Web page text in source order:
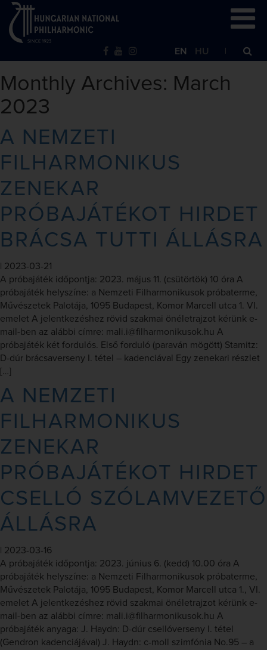
EN HU
Monthly Archives: March
2023
A NEMZETI
FILHARMONIKUS
ZENEKAR
PRÓBAJÁTÉKOT HIRDET
BRÁCSA TUTTI ÁLLÁSRA
2023-03-21
A próbajáték időpontja: 2023. május 11. (csütörtök) 10 óra A
próbajáték helyszíne: a Nemzeti Filharmonikusok próbaterme,
Művészetek Palotája, 1095 Budapest, Komor Marcell utca 1. VI.
emelet A jelentkezéshez rövid szakmai önéletrajzot kérünk e-
mail-ben az alábbi címre: mali.i@filharmonikusok.hu A
próbajáték két fordulós. Első forduló (paraván mögött) Stamitz:
D-dúr brácsaverseny I. tétel – kadenciával Egy zenekari részlet
[…]
A NEMZETI
FILHARMONIKUS
ZENEKAR
PRÓBAJÁTÉKOT HIRDET
CSELLÓ SZÓLAMVEZETŐ
ÁLLÁSRA
2023-03-16
A próbajáték időpontja: 2023. június 6. (kedd) 10.00 óra A
próbajáték helyszíne: a Nemzeti Filharmonikusok próbaterme,
Művészetek Palotája, 1095 Budapest, Komor Marcell utca 1., VI.
emelet A jelentkezéshez rövid szakmai önéletrajzot kérünk e-
mail-ben az alábbi címre: mali.i@filharmonikusok.hu A
próbajáték anyaga: J. Haydn: D-dúr csellóverseny I. tétel
(Gendron kadenciájával) J. Haydn: c-moll szimfónia No.95 – a